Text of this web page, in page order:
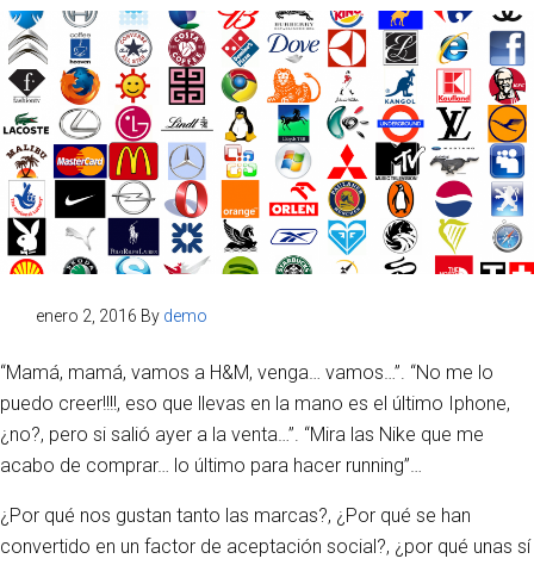
enero 2, 2016 By demo
“Mamá, mamá, vamos a H&M, venga… vamos…”. “No me lo
puedo creer!!!!, eso que llevas en la mano es el último Iphone,
¿no?, pero si salió ayer a la venta…”. “Mira las Nike que me
acabo de comprar… lo último para hacer running”…
¿Por qué nos gustan tanto las marcas?, ¿Por qué se han
convertido en un factor de aceptación social?, ¿por qué unas sí